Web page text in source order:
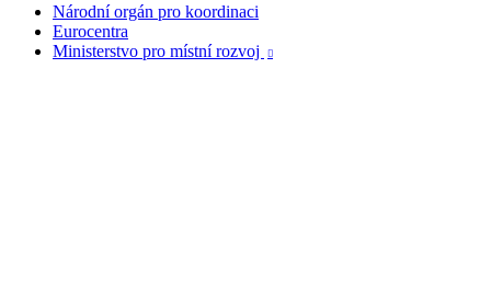
Národní orgán pro koordinaci
Eurocentra
Ministerstvo pro místní rozvoj
